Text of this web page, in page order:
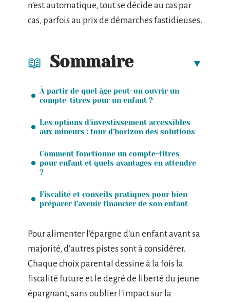
n’est automatique, tout se décide au cas par
cas, parfois au prix de démarches fastidieuses.
Sommaire
À partir de quel âge peut-on ouvrir un
compte-titres pour un enfant ?
Les options d’investissement accessibles
aux mineurs : tour d’horizon des solutions
Comment fonctionne un compte-titres
pour enfant et quels avantages en attendre
?
Fiscalité et conseils pratiques pour bien
préparer l’avenir financier de son enfant
Pour alimenter l’épargne d’un enfant avant sa
majorité, d’autres pistes sont à considérer.
Chaque choix parental dessine à la fois la
fiscalité future et le degré de liberté du jeune
épargnant, sans oublier l’impact sur la